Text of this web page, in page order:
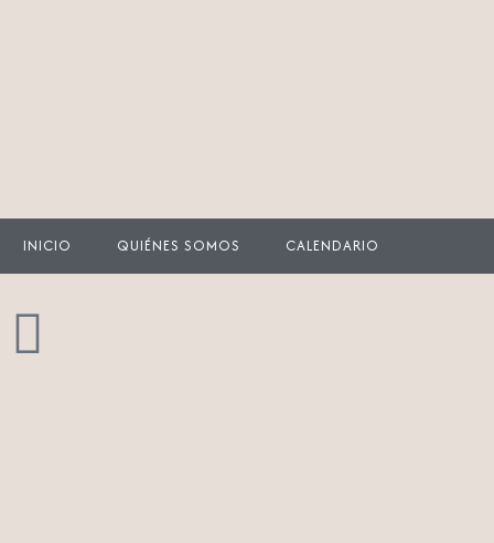
INICIO QUIÉNES SOMOS CALENDARIO